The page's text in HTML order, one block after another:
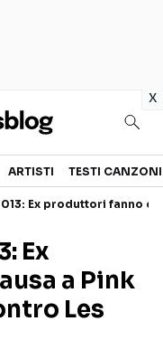
x
CANZONI
ED EVENTI
SHOW
ARTISTI TESTI CANZONI
Ex produttori fanno
Ex
a Pink
Les